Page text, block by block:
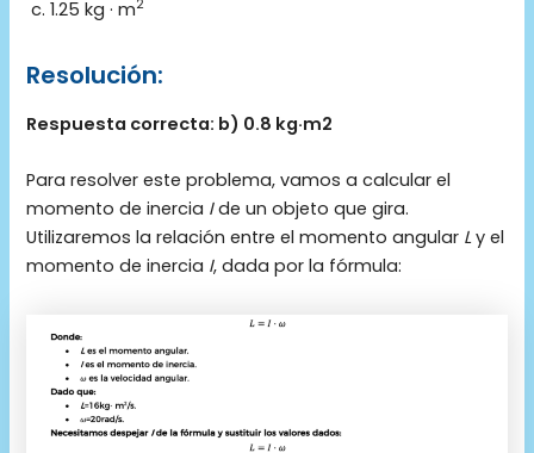
1.25 kg · m2
Resolución:
Respuesta correcta: b) 0.8 kg·m2
Para resolver este problema, vamos a calcular el
momento de inercia Ide un objeto que gira.
Utilizaremos la relación entre el momento angular Ly el
momento de inercia I, dada por la fórmula: